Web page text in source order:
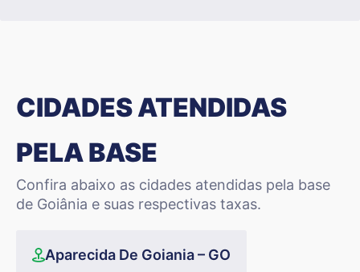
CIDADES ATENDIDAS
PELA BASE
Confira abaixo as cidades atendidas pela base
de Goiânia e suas respectivas taxas.
Aparecida De Goiania – GO